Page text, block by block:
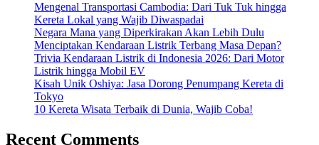
Mengenal Transportasi Cambodia: Dari Tuk Tuk hingga
Kereta Lokal yang Wajib Diwaspadai
Negara Mana yang Diperkirakan Akan Lebih Dulu
Menciptakan Kendaraan Listrik Terbang Masa Depan?
Trivia Kendaraan Listrik di Indonesia 2026: Dari Motor
Listrik hingga Mobil EV
Kisah Unik Oshiya: Jasa Dorong Penumpang Kereta di
Tokyo
10 Kereta Wisata Terbaik di Dunia, Wajib Coba!
Recent Comments